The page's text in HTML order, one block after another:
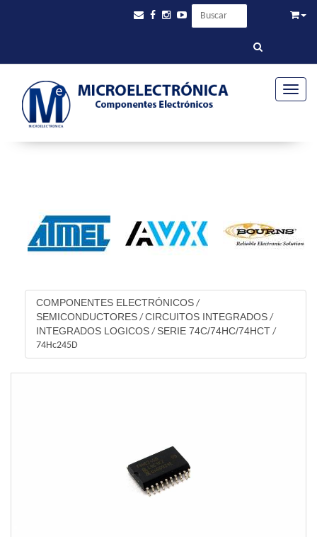
COMPONENTES ELECTRÓNICOS /
SEMICONDUCTORES / CIRCUITOS INTEGRADOS /
INTEGRADOS LOGICOS / SERIE 74C/74HC/74HCT /
74Hc245D